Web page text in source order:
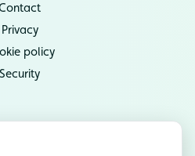
Privacy
policy
Security